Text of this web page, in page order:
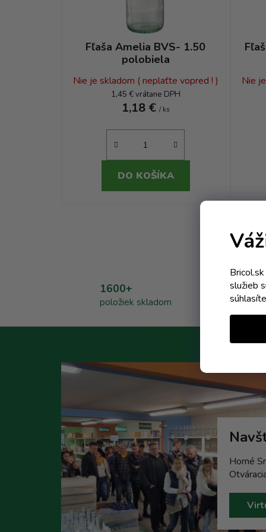
služieb
Fľaša Amelia BVS- 1.50
polobiela
Nie je skladom ( neplaťte vopred ! )
1,45 € vrátane DPH
1,18 €/ ks
DO KOŠÍKA
Nie
1600+
položiek skladom
Horné